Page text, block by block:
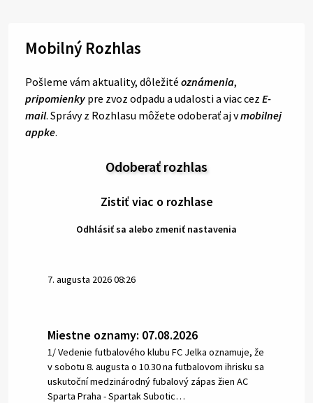
Mobilný Rozhlas
Pošleme vám aktuality, dôležité oznámenia,
pripomienky pre zvoz odpadu a udalosti a viac cez E-
mail. Správy z Rozhlasu môžete odoberať aj vmobilnej
appke.
Odoberať rozhlas
Zistiť viac o rozhlase
Odhlásiť sa alebo zmeniť nastavenia
7. augusta 2026 08:26
Miestne oznamy: 07.08.2026
1/ Vedenie futbalového klubu FC Jelka oznamuje, že
v sobotu 8. augusta o 10.30 na futbalovom ihrisku sa
uskutoční medzinárodný fubalový zápas žien AC
Sparta Praha - Spartak Subotic…